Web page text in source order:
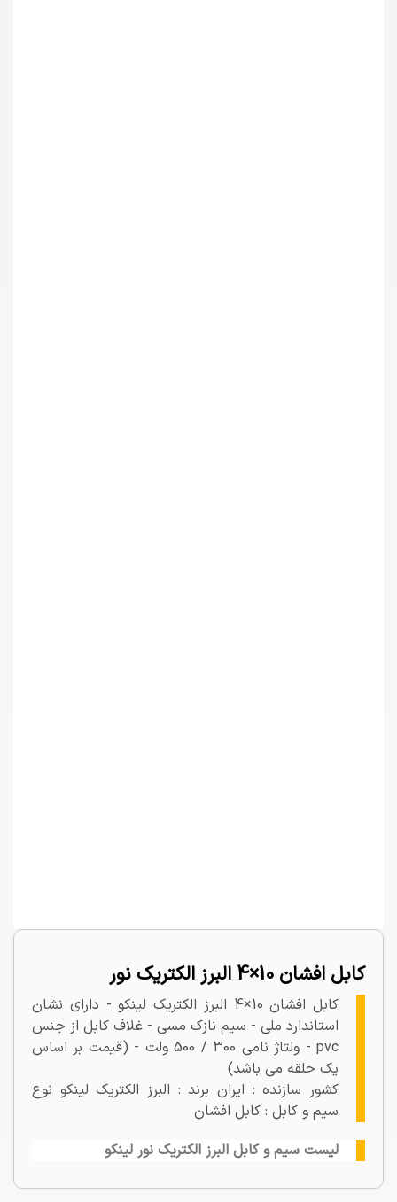
کابل افشان 10×4 البرز الکتریک نور
کابل افشان 10×4 البرز الکتریک لینکو - دارای نشان
استاندارد ملی - سیم نازک مسی - غلاف کابل از جنس
pvc - ولتاژ نامی 300 / 500 ولت - (قیمت بر اساس
یک حلقه می باشد)
کشور سازنده : ایران برند : البرز الکتریک لینکو نوع
سیم و کابل : کابل افشان
لیست سیم و کابل البرز الکتریک نور لینکو